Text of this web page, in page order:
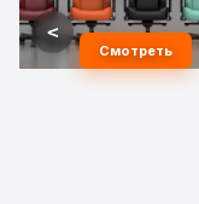
Смотреть
<